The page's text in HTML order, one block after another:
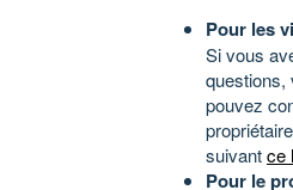
Pour les
Si vous
questions,
pouvez
suivantce
Pour le